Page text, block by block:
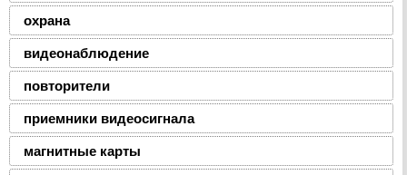
охрана
видеонаблюдение
повторители
приемники видеосигнала
магнитные карты